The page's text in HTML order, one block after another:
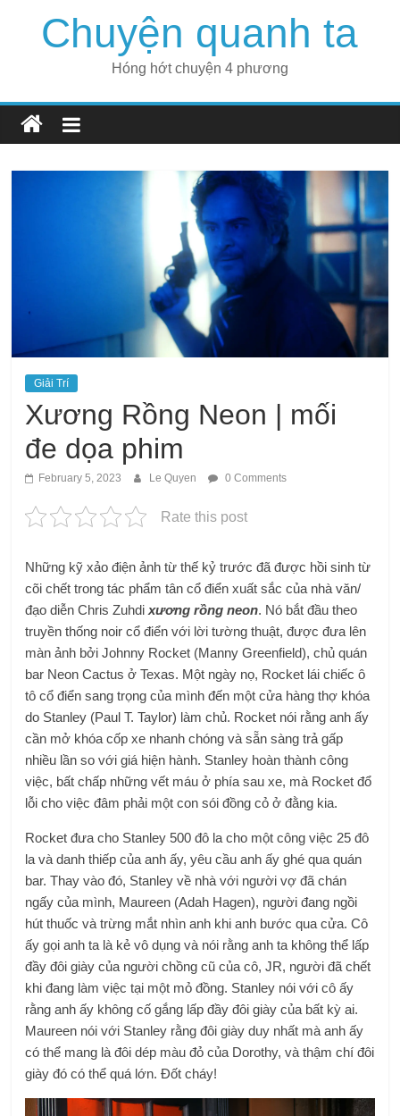
Chuyện quanh ta
Hóng hớt chuyện 4 phương
Giải Trí
Xương Rồng Neon | mối
đe dọa phim
February 5, 2023 Le Quyen 0 Comments
Rate this post
Những kỹ xảo điện ảnh từ thế kỷ trước đã được hồi sinh từ
cõi chết trong tác phẩm tân cổ điển xuất sắc của nhà văn/
đạo diễn Chris Zuhdixương rồng neon. Nó bắt đầu theo
truyền thống noir cổ điển với lời tường thuật, được đưa lên
màn ảnh bởi Johnny Rocket (Manny Greenfield), chủ quán
bar Neon Cactus ở Texas. Một ngày nọ, Rocket lái chiếc ô
tô cổ điển sang trọng của mình đến một cửa hàng thợ khóa
do Stanley (Paul T. Taylor) làm chủ. Rocket nói rằng anh ấy
cần mở khóa cốp xe nhanh chóng và sẵn sàng trả gấp
nhiều lần so với giá hiện hành. Stanley hoàn thành công
việc, bất chấp những vết máu ở phía sau xe, mà Rocket đổ
lỗi cho việc đâm phải một con sói đồng cỏ ở đằng kia.
Rocket đưa cho Stanley 500 đô la cho một công việc 25 đô
la và danh thiếp của anh ấy, yêu cầu anh ấy ghé qua quán
bar. Thay vào đó, Stanley về nhà với người vợ đã chán
ngấy của mình, Maureen (Adah Hagen), người đang ngồi
hút thuốc và trừng mắt nhìn anh khi anh bước qua cửa. Cô
ấy gọi anh ta là kẻ vô dụng và nói rằng anh ta không thể lấp
đầy đôi giày của người chồng cũ của cô, JR, người đã chết
khi đang làm việc tại một mỏ đồng. Stanley nói với cô ấy
rằng anh ấy không cố gắng lấp đầy đôi giày của bất kỳ ai.
Maureen nói với Stanley rằng đôi giày duy nhất mà anh ấy
có thể mang là đôi dép màu đỏ của Dorothy, và thậm chí đôi
giày đó có thể quá lớn. Đốt cháy!